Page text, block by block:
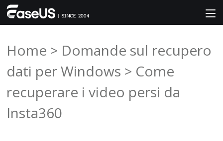
Home > Domande sul recupero
dati per Windows > Come
recuperare i video persi da
Insta360